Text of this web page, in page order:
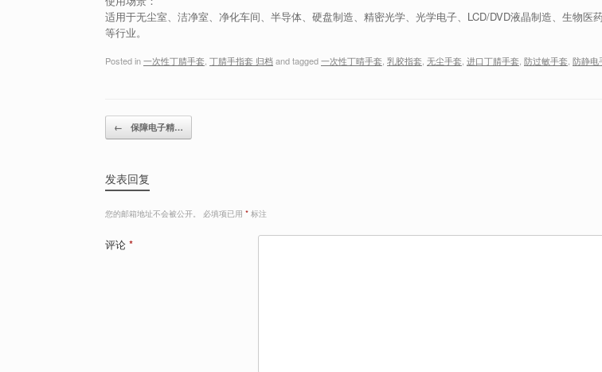
适用于无尘室、洁净室、净化车间、半导体、硬盘制造、精密光学、光学电子、LCD/DVD液晶制造、生物医
等行业。
Posted in一次性丁腈手套 丁腈手指套 归档and tagged一次性丁晴手套 乳胶指套 无尘手套 进口丁腈手套 防过敏手套 防静电
Post navigation
← 保障电子精…
发表回复
您的邮箱地址不会被公开。 必填项已用 * 标注
评论 *